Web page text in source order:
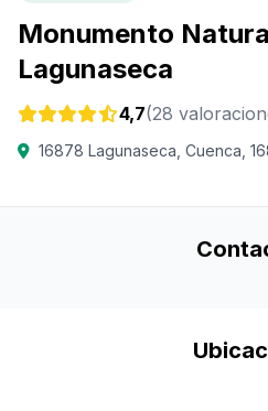
Monumento
Lagunaseca
4,7(28
16878 Lagunaseca, Cuenca,